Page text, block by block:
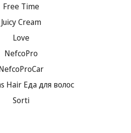
Free Time
Juicy Cream
Love
NefcoPro
Hair Еда для волос
Sorti